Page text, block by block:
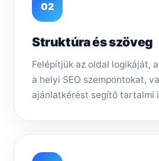
02
Struktúra és szöveg
Felépítjük az oldal logikáját,
a helyi SEO szempontokat,
ajánlatkérést segítő tartalmi